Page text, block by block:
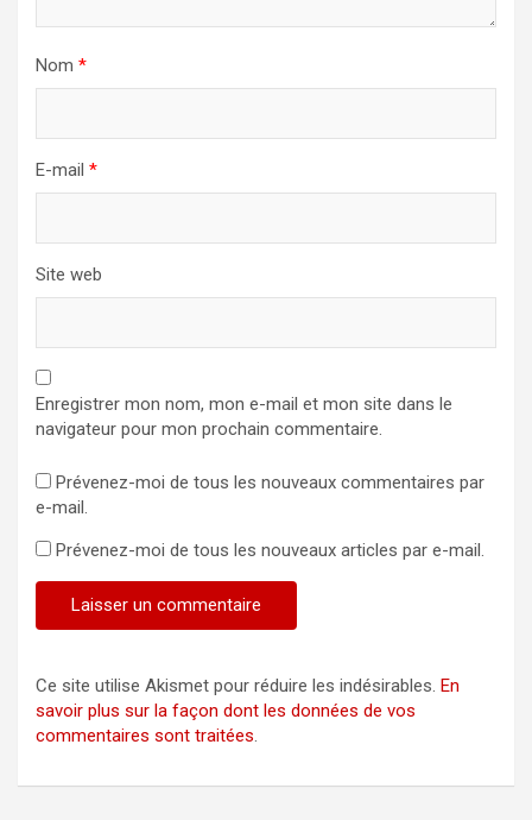
Nom *
E-mail *
Site web
Enregistrer mon nom, mon e-mail et mon site dans le
navigateur pour mon prochain commentaire.
Prévenez-moi de tous les nouveaux commentaires par
e-mail.
Prévenez-moi de tous les nouveaux articles par e-mail.
Ce site utilise Akismet pour réduire les indésirables. En
savoir plus sur la façon dont les données de vos
commentaires sont traitées.